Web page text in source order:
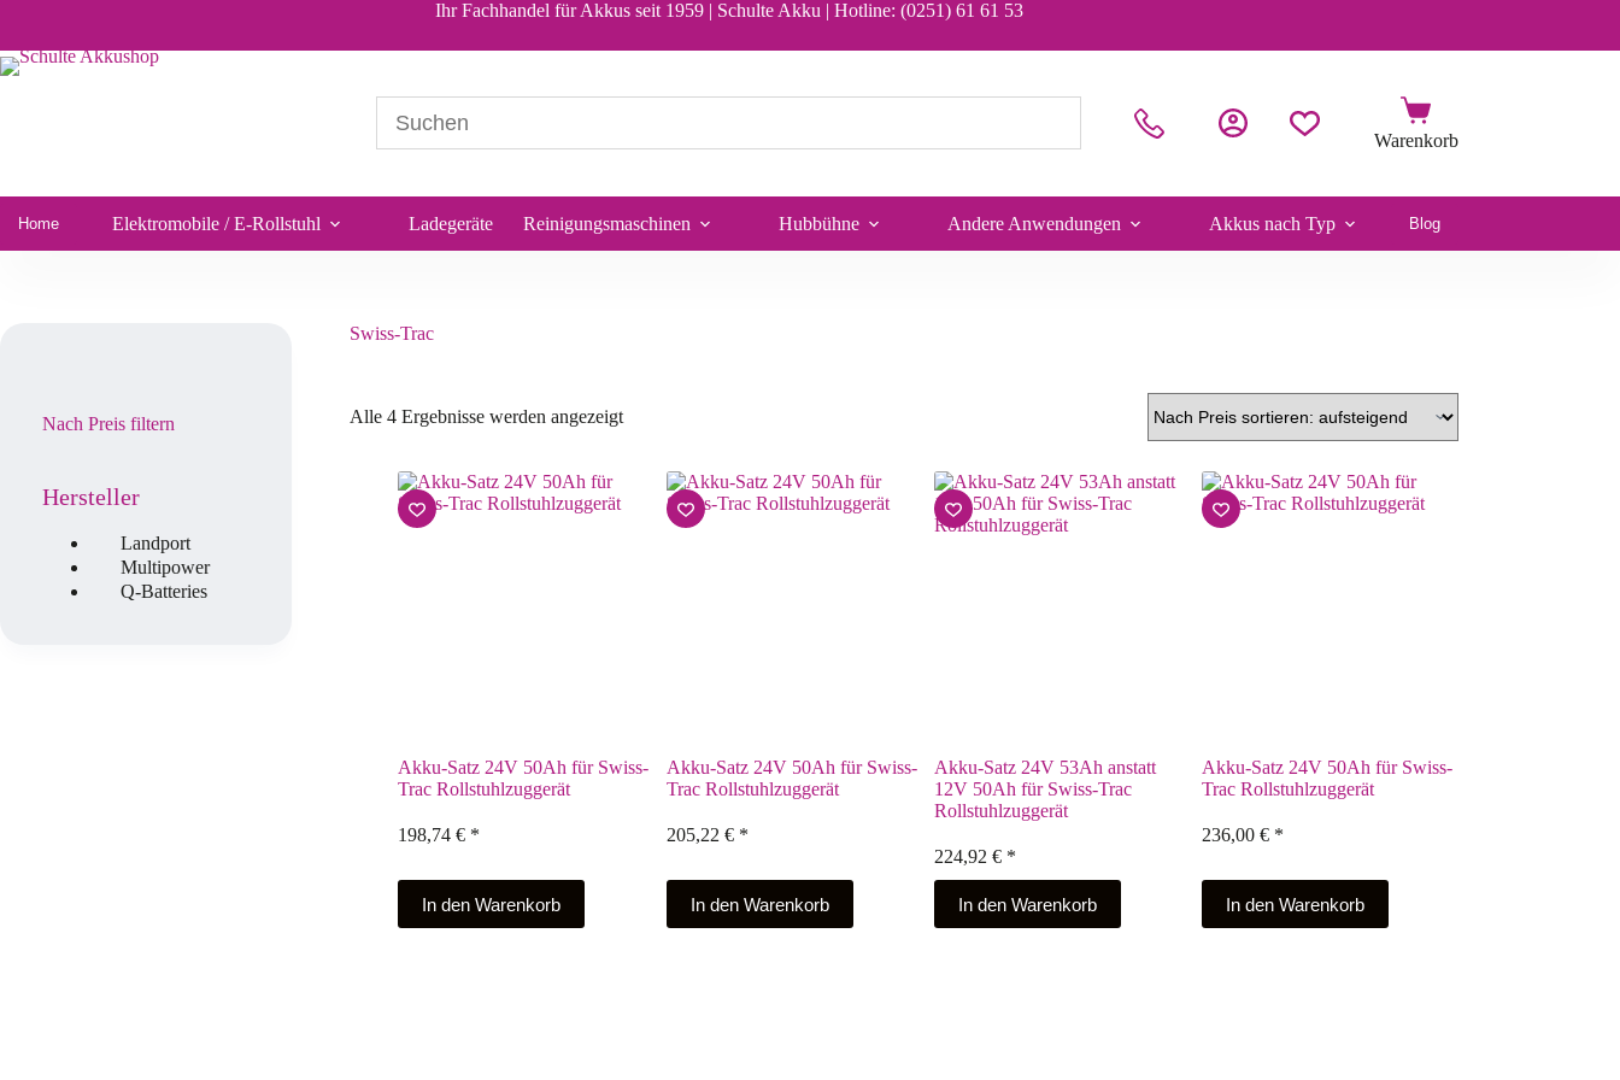
Ihr Fachhandel für Akkus seit 1959 | Schulte Akku | Hotline: (0251) 61 61 53
Home Elektromobile / E-Rollstuhl Ladegeräte Reinigungsmaschinen Hubbühne Andere Anwendungen Akkus nach Typ Blog
Swiss-Trac
Alle 4 Ergebnisse werden angezeigt
Akku-Satz 24V 50Ah für Swiss-
Trac Rollstuhlzuggerät
198,74€ *
In den Warenkorb
Akku-Satz 24V 50Ah für Swiss-
Trac Rollstuhlzuggerät
205,22 €*
In den Warenkorb
Akku-Satz 24V 53Ah anstatt
12V 50Ah für Swiss-Trac
Rollstuhlzuggerät
224,92 €*
In den Warenkorb
Akku-Satz 24V 50Ah für Swiss-
Trac Rollstuhlzuggerät
236,00€ *
In den Warenkorb
Nach Preis filtern
Hersteller
Landport
Multipower
Q-Batteries